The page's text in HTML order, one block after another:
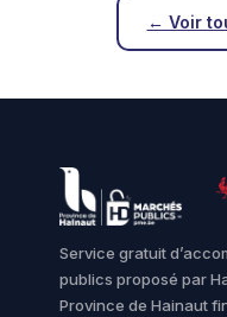
← Voir
Service gratuit
publics proposé par
Province de Hainaut